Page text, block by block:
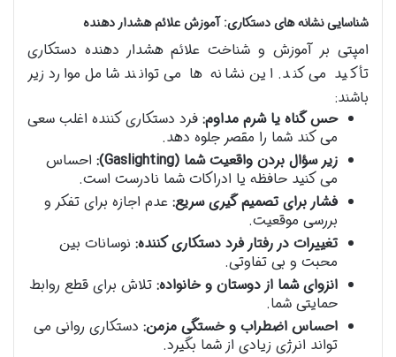
شناسایی نشانه های دستکاری: آموزش علائم هشدار دهنده
امپتی بر آموزش و شناخت علائم هشدار دهنده دستکاری
تأکید می کند. این نشانه ها می توانند شامل موارد زیر
باشند:
حس گناه یا شرم مداوم: فرد دستکاری کننده اغلب سعی
می کند شما را مقصر جلوه دهد.
زیر سؤال بردن واقعیت شما (Gaslighting):
احساس
می کنید حافظه یا ادراکات شما نادرست است.
فشار برای تصمیم گیری سریع: عدم اجازه برای تفکر و
بررسی موقعیت.
تغییرات در رفتار فرد دستکاری کننده: نوسانات بین
محبت و بی تفاوتی.
انزوای شما از دوستان و خانواده: تلاش برای قطع روابط
حمایتی شما.
احساس اضطراب و خستگی مزمن: دستکاری روانی می
تواند انرژی زیادی از شما بگیرد.